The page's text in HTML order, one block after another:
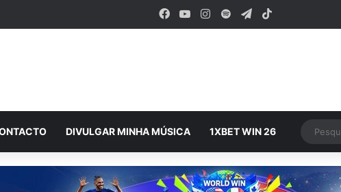
Facebook
YouTubeInstagram
SpotifyTelegram
TikTok
DIVULGAR MINHA MÚSICA 1XBET WIN 26